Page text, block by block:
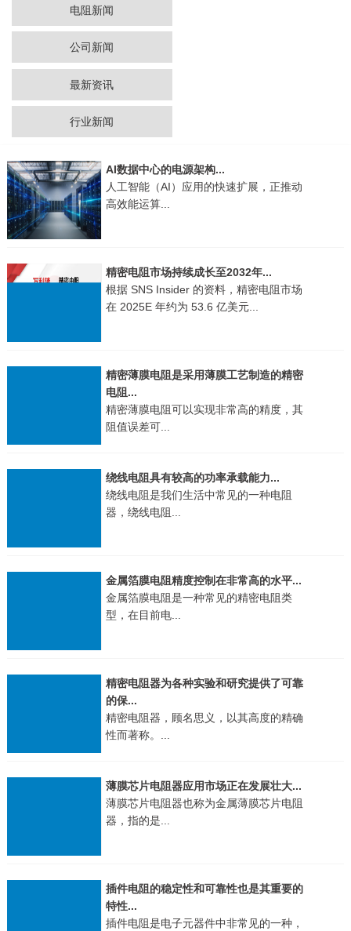
电阻新闻
公司新闻
最新资讯
行业新闻
AI数据中心的电源架构...
人工智能（AI）应用的快速扩展，正推动
高效能运算...
精密电阻市场持续成长至2032年...
根据 SNS Insider 的资料，精密电阻市场
在 2025E 年约为 53.6 亿美元...
精密薄膜电阻是采用薄膜工艺制造的精密
电阻...
精密薄膜电阻可以实现非常高的精度，其
阻值误差可...
绕线电阻具有较高的功率承载能力...
绕线电阻是我们生活中常见的一种电阻
器，绕线电阻...
金属箔膜电阻精度控制在非常高的水平...
金属箔膜电阻是一种常见的精密电阻类
型，在目前电...
精密电阻器为各种实验和研究提供了可靠
的保...
精密电阻器，顾名思义，以其高度的精确
性而著称。...
薄膜芯片电阻器应用市场正在发展壮大...
薄膜芯片电阻器也称为金属薄膜芯片电阻
器，指的是...
插件电阻的稳定性和可靠性也是其重要的
特性...
插件电阻是电子元器件中非常见的一种，